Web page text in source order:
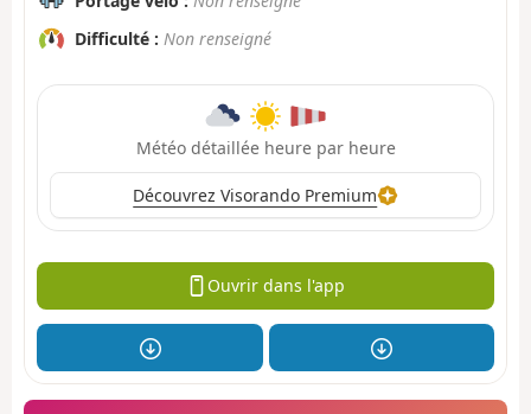
Difficulté : Non renseigné
Météo détaillée heure par heure
Découvrez Visorando Premium
Ouvrir dans l'app